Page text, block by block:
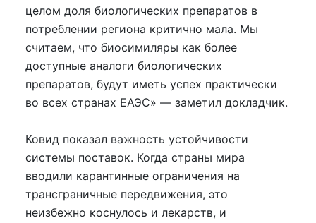
целом доля биологических препаратов в
потреблении региона критично мала. Мы
считаем, что биосимиляры как более
доступные аналоги биологических
препаратов, будут иметь успех практически
во всех странах ЕАЭС» — заметил докладчик.
Ковид показал важность устойчивости
системы поставок. Когда страны мира
вводили карантинные ограничения на
трансграничные передвижения, это
неизбежно коснулось и лекарств, и